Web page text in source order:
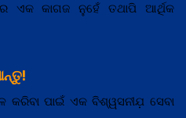
ଏକ କାଗଜ ନୁହେଁ ତଥାପି ଆର୍ଥିକ
ପାଇଁ ଏକ ବିଶ୍ୱସନୀଯ଼ ସେବା